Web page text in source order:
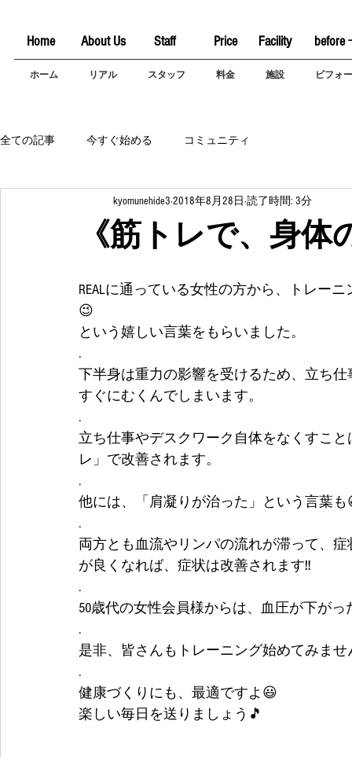
Home About Us Staff Price Facility before
ホーム リアル スタッフ 料金 施設 ビフォ
全ての記事 今すぐ始める コミュニティ
《筋トレで、身体
kyomunehide3 2018年8月28日 読了時間: 3分
REALに通っている女性の方から、トレー
😉
という嬉しい言葉をもらいました。
.
下半身は重力の影響を受けるため、立ち
すぐにむくんでしまいます。
.
立ち仕事やデスクワーク自体をなくすこ
レ」で改善されます。
.
他には、「肩凝りが治った」という言葉も
.
両方とも血流やリンパの流れが滞って、
が良くなれば、症状は改善されます‼
.
50歳代の女性会員様からは、血圧が下が
.
是非、皆さんもトレーニング始めてみませ
.
健康づくりにも、最適ですよ😃
楽しい毎日を送りましょう🎵